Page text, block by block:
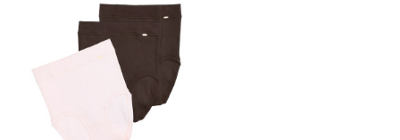
ヘ・エラ 抗菌防臭 コットン贅沢
仕立て 深ばきショーツ ３枚セッ